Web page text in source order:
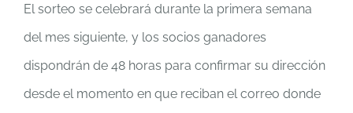
El sorteo se celebrará durante la primera semana
del mes siguiente, y los socios ganadores
dispondrán de 48 horas para confirmar su dirección
desde el momento en que reciban el correo donde